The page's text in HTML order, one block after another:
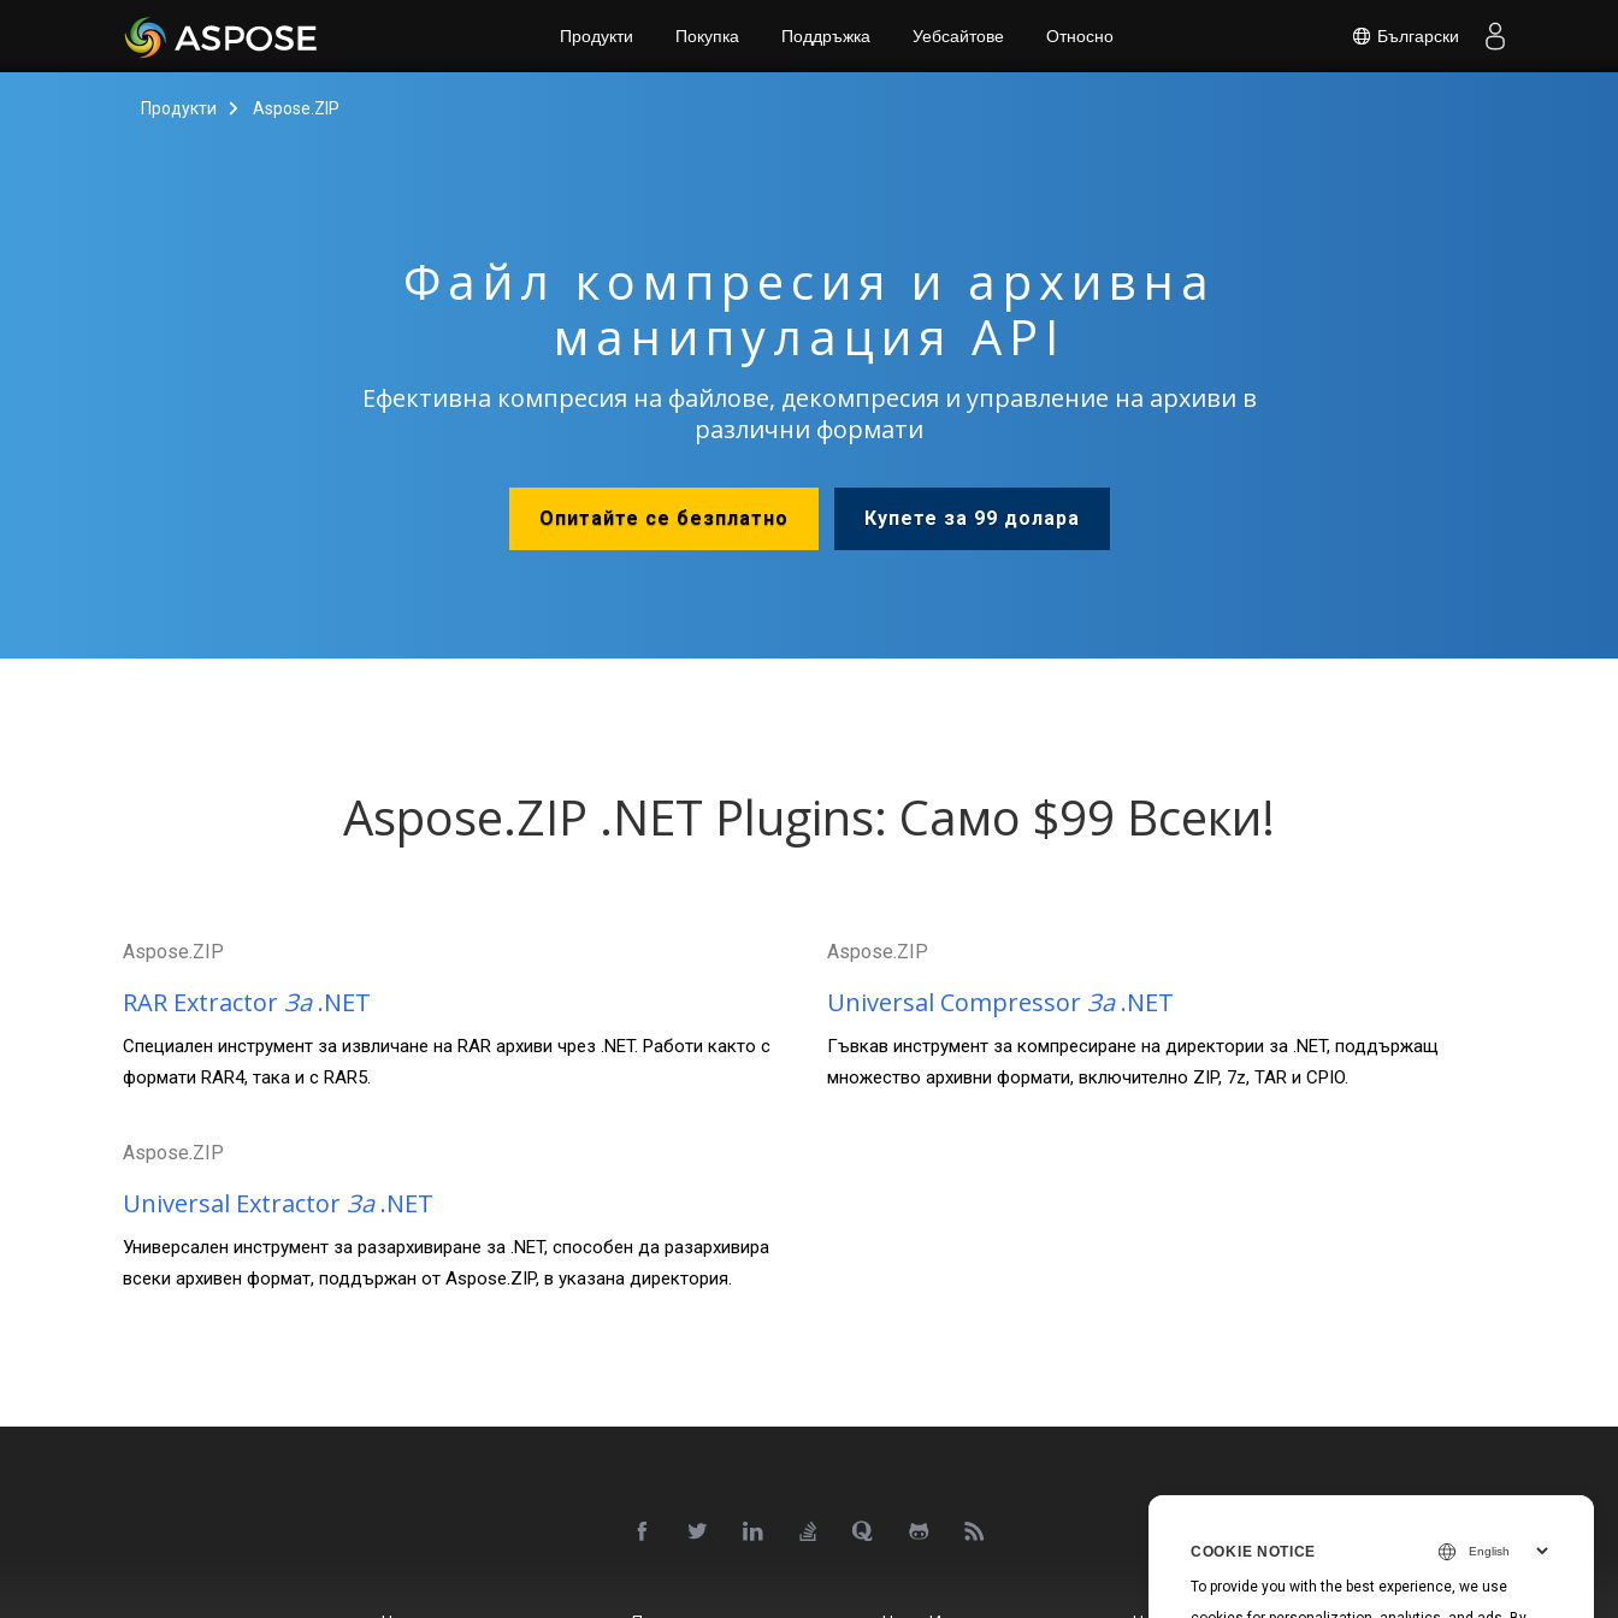
Български
Продукти Покупка Поддръжка Уебсайтове Относно
Продукти Aspose.ZIP
Файл компресия и архивна
манипулация API
Ефективна компресия на файлове, декомпресия и управление на архиви в
различни формати
Опитайте се безплатно Купете за 99 долара
Aspose.ZIP .NET Plugins: Само $99 Всеки!
Aspose.ZIP
RAR Extractor За.NET
Специален инструмент за извличане на RAR архиви чрез .NET. Работи както с
формати RAR4, така и с RAR5.
Aspose.ZIP
Universal Compressor За.NET
Гъвкав инструмент за компресиране на директории за .NET, поддържащ
множество архивни формати, включително ZIP, 7z, TAR и CPIO.
Aspose.ZIP
Universal Extractor За.NET
Универсален инструмент за разархивиране за .NET, способен да разархивира
всеки архивен формат, поддържан от Aspose.ZIP, в указана директория.
COOKIE NOTICE
To provide you with the best experience, we use